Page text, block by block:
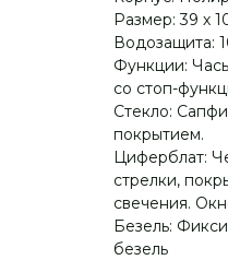
Размер: 39 х
Водозащита:
Функции:
со стоп-
Стекло:
покрытием.
Циферблат:
стрелки,
свечения.
Безель:
безель